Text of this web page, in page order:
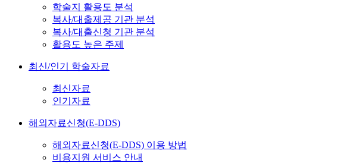
학술지 활용도 분석
복사/대출제공 기관 분석
복사/대출신청 기관 분석
활용도 높은 주제
최신/인기 학술자료
최신자료
인기자료
해외자료신청(E-DDS)
해외자료신청(E-DDS) 이용 방법
비용지원 서비스 안내